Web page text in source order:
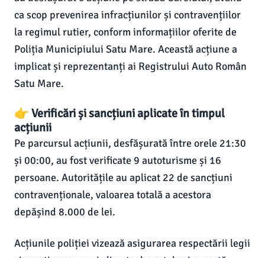
ca scop prevenirea infracțiunilor și contravențiilor
la regimul rutier, conform informațiilor oferite de
Poliția Municipiului Satu Mare. Această acțiune a
implicat și reprezentanți ai Registrului Auto Român
Satu Mare.
👉 Verificări și sancțiuni aplicate în timpul
acțiunii
Pe parcursul acțiunii, desfășurată între orele 21:30
și 00:00, au fost verificate 9 autoturisme și 16
persoane. Autoritățile au aplicat 22 de sancțiuni
contravenționale, valoarea totală a acestora
depășind 8.000 de lei.
Acțiunile poliției vizează asigurarea respectării legii